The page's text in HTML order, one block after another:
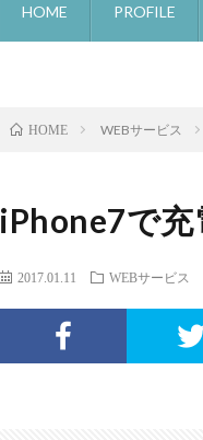
HOME PROFILE
HOME WEBサービス
iPhone7で
2017.01.11 WEBサービス